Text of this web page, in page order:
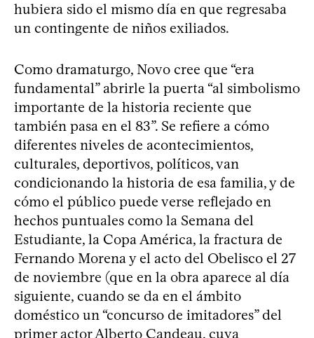
hubiera sido el mismo día en que regresaba
un contingente de niños exiliados.
Como dramaturgo, Novo cree que “era
fundamental” abrirle la puerta “al simbolismo
importante de la historia reciente que
también pasa en el 83”. Se refiere a cómo
diferentes niveles de acontecimientos,
culturales, deportivos, políticos, van
condicionando la historia de esa familia, y de
cómo el público puede verse reflejado en
hechos puntuales como la Semana del
Estudiante, la Copa América, la fractura de
Fernando Morena y el acto del Obelisco el 27
de noviembre (que en la obra aparece al día
siguiente, cuando se da en el ámbito
doméstico un “concurso de imitadores” del
primer actor Alberto Candeau, cuya